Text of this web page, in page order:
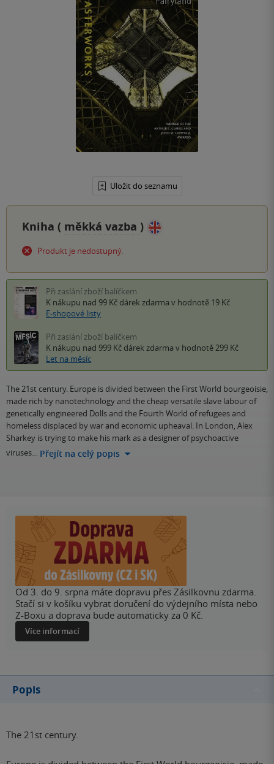
Uložit do seznamu
Kniha ( měkká vazba )
Produkt je nedostupný.
Při zaslání zboží balíčkem
K nákupu nad 99 Kč dárek zdarma v hodnotě 19 Kč
E-shopové listy
Při zaslání zboží balíčkem
K nákupu nad 999 Kč dárek zdarma v hodnotě 299 Kč
Let na měsíc
The 21st century. Europe is divided between the First World bourgeoisie,
made rich by nanotechnology and the cheap versatile slave labour of
genetically engineered Dolls and the Fourth World of refugees and
homeless displaced by war and economic upheaval. In London, Alex
Sharkey is trying to make his mark as a designer of psychoactive
viruses… Přejít na celý popis
Od 3. do 9. srpna máte dopravu přes Zásilkovnu zdarma.
Stačí si v košíku vybrat doručení do výdejního místa nebo
Z-Boxu a doprava bude automaticky za 0 Kč.
Více informací
Popis
The 21st century.